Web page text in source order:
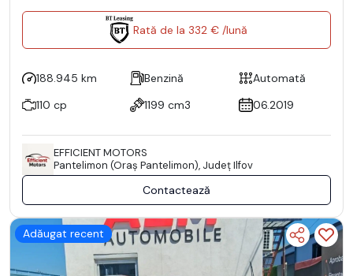
Rată de la 332 € /lună
188.945 km Benzină
Automată
110 cp
1199 cm3 06.2019
EFFICIENT MOTORS
Pantelimon (Oraş Pantelimon), Județ Ilfov
Contactează
Adăugat recent